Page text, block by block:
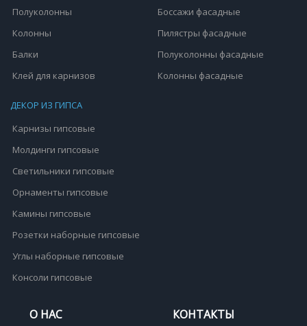
Полуколонны
Колонны
Балки
Клей для карнизов
Боссажи фасадные
Пилястры фасадные
Полуколонны фасадные
Колонны фасадные
ДЕКОР ИЗ ГИПСА
Карнизы гипсовые
Молдинги гипсовые
Светильники гипсовые
Орнаменты гипсовые
Камины гипсовые
Розетки наборные гипсовые
Углы наборные гипсовые
Консоли гипсовые
О НАС КОНТАКТЫ